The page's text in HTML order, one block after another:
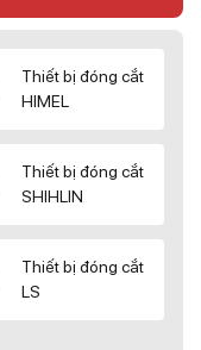
Thiết bị đóng cắt
HIMEL
Thiết bị đóng cắt
SHIHLIN
Thiết bị đóng cắt
LS